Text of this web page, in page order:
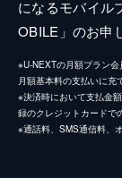
になるモバイル
OBILE」のお申
※U-NEXTの月額プラン
月額基本料の支払いに充
※決済時において支払金
録のクレジットカードで
※通話料、SMS通信料、